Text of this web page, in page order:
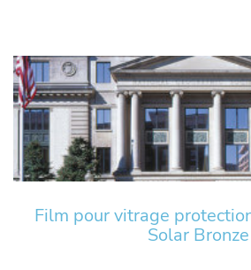
Film pour vitrage
Solar Bronze